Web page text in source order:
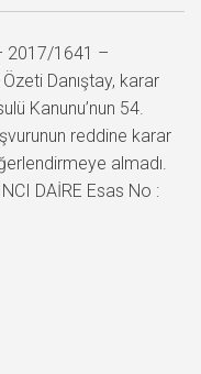
2017/1641 –
Danıştay, karar
Kanunu’nun 54.
reddine karar
almadı.
DAİRE Esas No :